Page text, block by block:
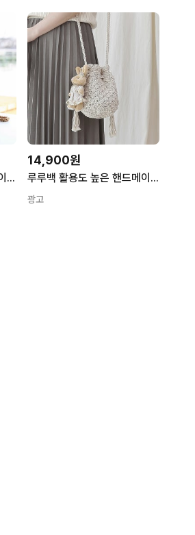
루루백 활용도 높은 핸드메이드 뜨개 여성 미니 크로스백 가방 네트백 여름 버킷 뜨개질
14,900원
루루백 활용도 높은 핸드메이드 뜨개 크로스 가방 미니백 네트 여름 바캉스 버킷백 복조리
광고